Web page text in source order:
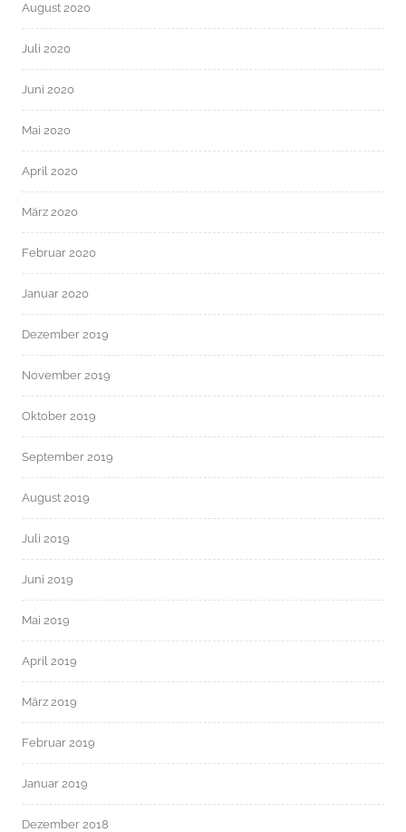
August 2020
Juli 2020
Juni 2020
Mai 2020
April 2020
März 2020
Februar 2020
Januar 2020
Dezember 2019
November 2019
Oktober 2019
September 2019
August 2019
Juli 2019
Juni 2019
Mai 2019
April 2019
März 2019
Februar 2019
Januar 2019
Dezember 2018